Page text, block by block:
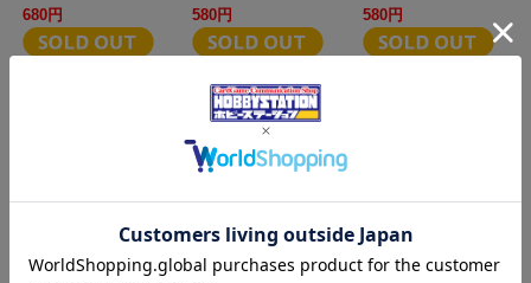
680円 580円
カート
580円
YR-RD-KP25-